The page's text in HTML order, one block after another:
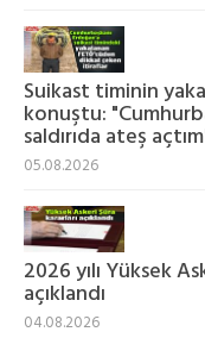
Suikast timinin
konuştu:
saldırıda ateş
05.08.2026
2026 yılı Yüksek
açıklandı
04.08.2026